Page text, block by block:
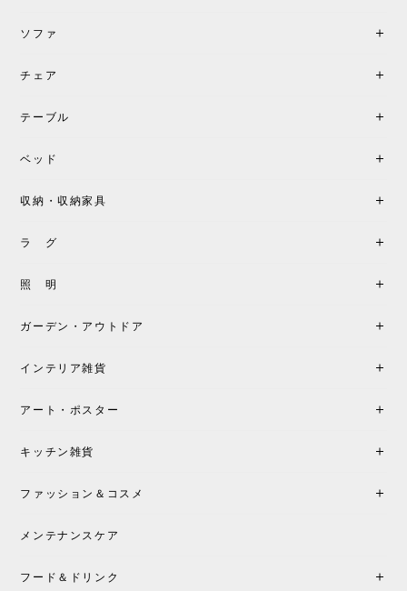
ソファ
チェア
テーブル
ベッド
収納・収納家具
ラ グ
照 明
ガーデン・アウトドア
インテリア雑貨
アート・ポスター
キッチン雑貨
ファッション＆コスメ
メンテナンスケア
フード＆ドリンク